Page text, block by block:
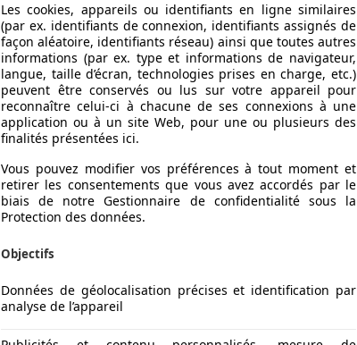
Les cookies, appareils ou identifiants en ligne similaires
(par ex. identifiants de connexion, identifiants assignés de
façon aléatoire, identifiants réseau) ainsi que toutes autres
informations (par ex. type et informations de navigateur,
langue, taille d’écran, technologies prises en charge, etc.)
peuvent être conservés ou lus sur votre appareil pour
reconnaître celui-ci à chacune de ses connexions à une
application ou à un site Web, pour une ou plusieurs des
finalités présentées ici.
Vous pouvez modifier vos préférences à tout moment et
retirer les consentements que vous avez accordés par le
biais de notre Gestionnaire de confidentialité sous la
Protection des données.
Objectifs
Données de géolocalisation précises et identification par
analyse de l’appareil